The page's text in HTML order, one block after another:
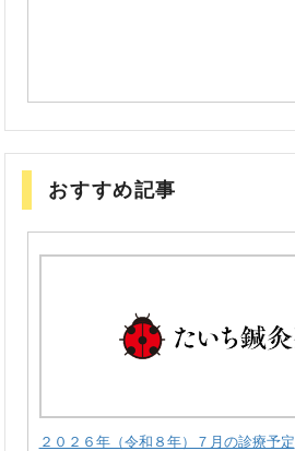
おすすめ記事
２０２６年（令和８年）７月の診療予定